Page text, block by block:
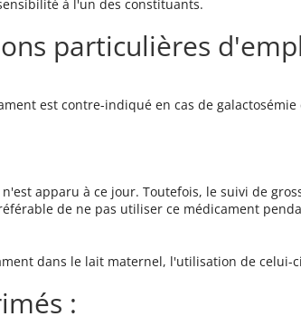
à l'un des constituants.
particulières
est contre-indiqué en cas de
apparu à ce jour. Toutefois, le suivi de
de ne pas utiliser ce médicament
dans le lait maternel, l'utilisation de
: